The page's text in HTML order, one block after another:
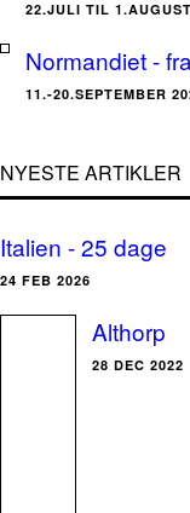
22.JULI TIL
Normandiet -
11.-20.SEPTEMBER
NYESTE ARTIKLER
Italien - 25 dage
24 FEB 2026
Althorp
28 DEC 2022